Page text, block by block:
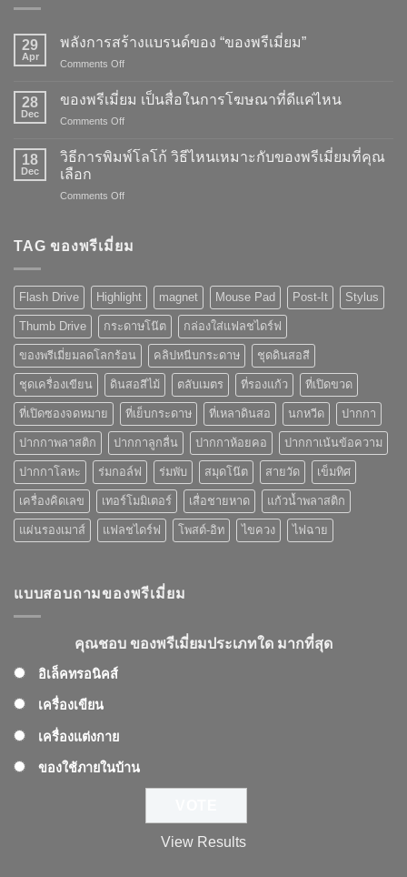
29
Apr
พลังการสร้างแบรนด์ของ “ของพรีเมี่ยม”
Comments Offon
การ
“ของ
28
Dec
ของพรีเมี่ยม เป็นสื่อในการโฆษณาที่ดีแค่ไหน
Comments Offon
พรี
เป็น
การ
ดี
แค่
ไหน
18
Dec
วิธีการพิมพ์โลโก้ วิธีไหนเหมาะกับของพรีเมี่ยมที่คุณ
เลือก
Comments Offon
พิมพ์
ไหน
เหมาะ
กับ
พรี
เมี่
ยม
ที่
คุณ
เลือก
TAG ของพรีเมี่ยม
Flash Drive Highlight magnet Mouse Pad Post-It Stylus
Thumb Drive กระดาษโน๊ต กล่องใส่แฟลชไดร์ฟ
ของพรีเมี่ยมลดโลกร้อน คลิปหนีบกระดาษ ชุดดินสอสี
ชุดเครื่องเขียน ดินสอสีไม้ ตลับเมตร ที่รองแก้ว ที่เปิดขวด
ที่เปิดซองจดหมาย ที่เย็บกระดาษ ที่เหลาดินสอ นกหวีด ปากกา
ปากกาพลาสติก ปากกาลูกลื่น ปากกาห้อยคอ ปากกาเน้นข้อความ
ปากกาโลหะ ร่มกอล์ฟ ร่มพับ สมุดโน๊ต สายวัด เข็มทิศ
เครื่องคิดเลข เทอร์โมมิเตอร์ เสื่อชายหาด แก้วน้ำพลาสติก
แผ่นรองเมาส์ แฟลชไดร์ฟ โพสต์-อิท ไขควง ไฟฉาย
แบบสอบถามของพรีเมี่ยม
คุณชอบ ของพรีเมี่ยมประเภทใด มากที่สุด
อิเล็คทรอนิคส์
เครื่องเขียน
เครื่องแต่งกาย
ของใช้ภายในบ้าน
View Results